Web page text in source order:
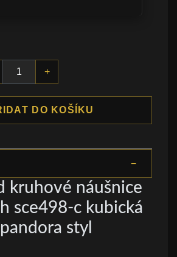
+
DO KOŠÍKU
kruhové náušnice
sce498-c kubická
styl